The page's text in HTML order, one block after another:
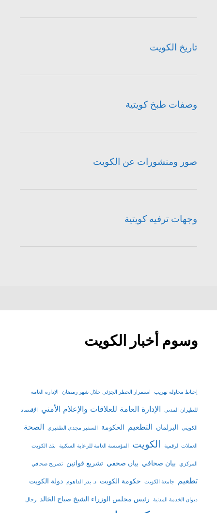
تاريخ الكويت
وصفات طبخ كويتية
صور ومنشورات عن الكويت
وجهات ترفيه كويتية
وسوم أخبار الكويت
إحباط محاولة تهريب استمرار الحظر الجزئي خلال شهر رمضان الإدارة العامة
للطيران المدني الإدارة العامة للعلاقات والإعلام الأمني الإقتصاد
الكويتي البرلمان التطعيم الحكومة السفير مجدي الظفيري الصحة
العملات الرقمية الكويت المؤسسة العامة للرعاية السكنية بنك الكويت
المركزي بيان صحافي بيان صحفي تشريع قوانين تصريح صحافي
تطعيم جامعة الكويت حكومة الكويت د. بدر الداهوم دولة الكويت
ديوان الخدمة المدنية رئيس مجلس الوزراء الشيخ صباح الخالد رجال